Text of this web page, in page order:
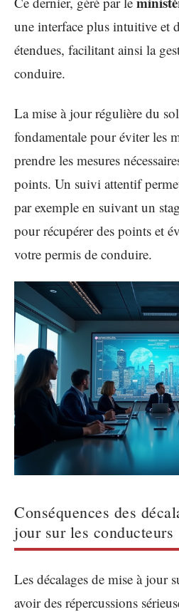
une interface plus intuitive et
étendues, facilitant ainsi la
conduire.
La mise à jour régulière du
fondamentale pour éviter les
prendre les mesures
points. Un suivi attentif
par exemple en suivant un
pour récupérer des points et
votre permis de conduire.
Conséquences des
jour sur les conducteurs
Les décalages de mise à jour
avoir des répercussions